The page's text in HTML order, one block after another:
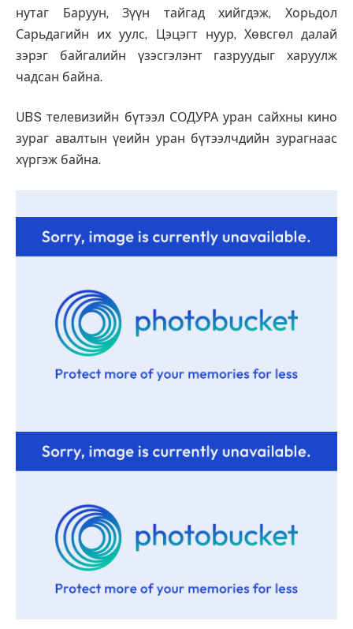
нутаг Баруун, Зүүн тайгад хийгдэж, Хорьдол
Сарьдагийн их уулс, Цэцэгт нуур, Хөвсгөл далай
зэрэг байгалийн үзэсгэлэнт газруудыг харуулж
чадсан байна.
UBS телевизийн бүтээл СОДУРА уран сайхны кино
зураг авалтын үеийн уран бүтээлчдийн зурагнаас
хүргэж байна.